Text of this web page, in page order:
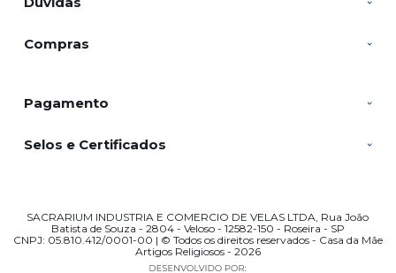
Compras
Pagamento
Selos e Certificados
SACRARIUM INDUSTRIA E COMERCIO DE VELAS LTDA, Rua João
Batista de Souza - 2804 - Veloso - 12582-150 - Roseira - SP
CNPJ: 05.810.412/0001-00 | © Todos os direitos reservados - Casa da Mãe
Artigos Religiosos - 2026